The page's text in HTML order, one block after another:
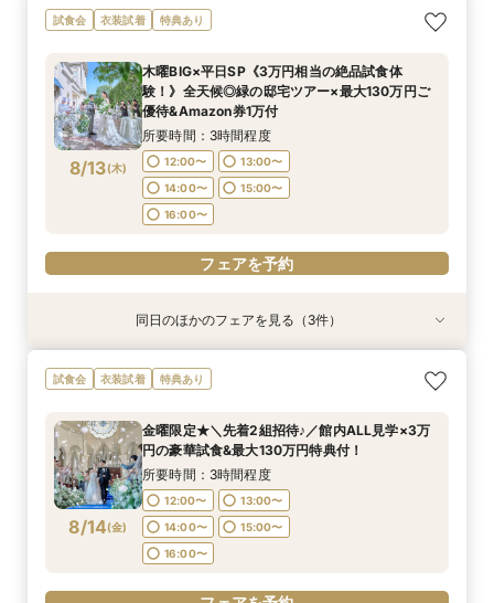
8/12(水)
《挙式から披露宴までずっと一緒★》自由度抜群
♪ペット婚相談会
12:05〜
13:00〜
15:00〜
16:00〜
フェアを予約
8/12(水)
【卒花人気*初めてにオススメ◎】ドレス1着無料
*安心相談会×絶品試食！
12:05〜
13:00〜
15:00〜
16:00〜
フェアを予約
8/12(水)
＼パパママ&マタニティも安心★／ダンドリや予
算もイチから相談
12:05〜
13:00〜
15:00〜
16:00〜
フェアを予約
試食会 衣装試着 特典あり
8/13(木)
木曜BIG×平日SP《3万円相当の絶品試食体
験！》全天候◎緑の邸宅ツアー×最大130万円ご
優待&Amazon券1万付
所要時間：3時間程度
12:00〜
13:00〜
14:00〜
15:00〜
16:00〜
フェアを予約
衣装試着 特典あり
8/13(木)
《挙式から披露宴までずっと一緒★》自由度抜群
♪ペット婚相談会
12:05〜
13:00〜
15:00〜
16:00〜
フェアを予約
衣装試着 特典あり
8/13(木)
【卒花人気*初めてにオススメ◎】ドレス1着無料
*安心相談会×絶品試食！
12:05〜
13:00〜
15:00〜
16:00〜
フェアを予約
衣装試着 特典あり
8/13(木)
＼パパママ&マタニティも安心★／ダンドリや予
算もイチから相談
12:05〜
13:00〜
15:00〜
16:00〜
フェアを予約
同日のほかのフェアを見る（3件）
試食会 衣装試着 特典あり
8/14(金)
金曜限定★＼先着2組招待♪／館内ALL見学×3万
円の豪華試食&最大130万円特典付！
所要時間：3時間程度
12:00〜
13:00〜
14:00〜
15:00〜
16:00〜